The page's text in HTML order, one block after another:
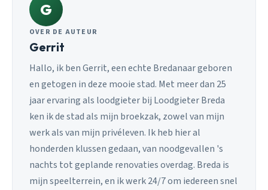
G
OVER DE AUTEUR
Gerrit
Hallo, ik ben Gerrit, een echte Bredanaar geboren
en getogen in deze mooie stad. Met meer dan 25
jaar ervaring als loodgieter bij Loodgieter Breda
ken ik de stad als mijn broekzak, zowel van mijn
werk als van mijn privéleven. Ik heb hier al
honderden klussen gedaan, van noodgevallen 's
nachts tot geplande renovaties overdag. Breda is
mijn speelterrein, en ik werk 24/7 om iedereen snel